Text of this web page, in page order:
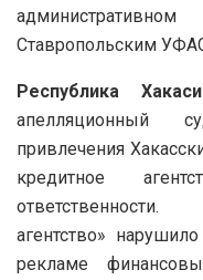
Ставропольским
Республика
апелляционный
привлечения
кредитное
агентство»
рекламе